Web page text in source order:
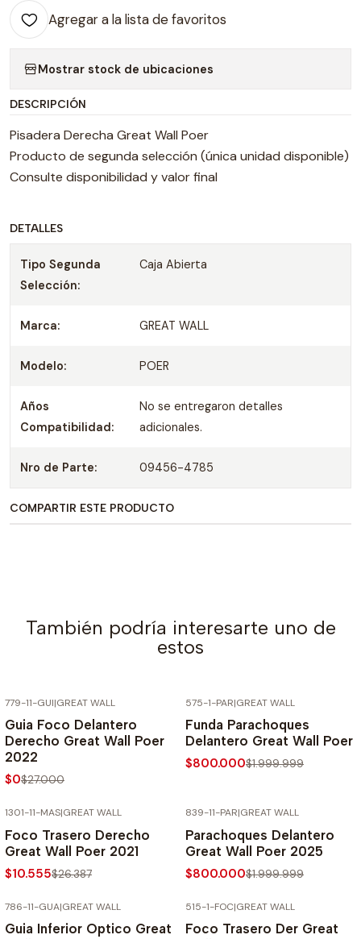
Agregar a la lista de favoritos
Mostrar stock de ubicaciones
DESCRIPCIÓN
Pisadera Derecha Great Wall Poer
Producto de segunda selección (única unidad disponible)
Consulte disponibilidad y valor final
DETALLES
Tipo Segunda
Selección:
Caja Abierta
Marca: GREAT WALL
Modelo: POER
Años
Compatibilidad:
No se entregaron detalles
adicionales.
Nro de Parte: 09456-4785
COMPARTIR ESTE PRODUCTO
También podría interesarte uno de
estos
NORMAL
779-11-GUI|GREAT WALL
Guia Foco Delantero
Derecho Great Wall Poer
2022
$0$27.000
575-1-PAR|GREAT WALL
Funda Parachoques
Delantero Great Wall Poer
$800.000$1.999.999
1301-11-MAS|GREAT WALL
Foco Trasero Derecho
Great Wall Poer 2021
$10.555$26.387
839-11-PAR|GREAT WALL
Parachoques Delantero
Great Wall Poer 2025
$800.000$1.999.999
786-11-GUA|GREAT WALL
Guia Inferior Optico Great
515-1-FOC|GREAT WALL
Foco Trasero Der Great